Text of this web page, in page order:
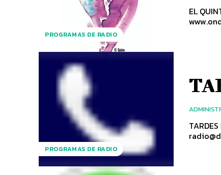
PROGRAMAS DE RADIO
EL
PROGRAMAS DE RADIO
TARDES DE